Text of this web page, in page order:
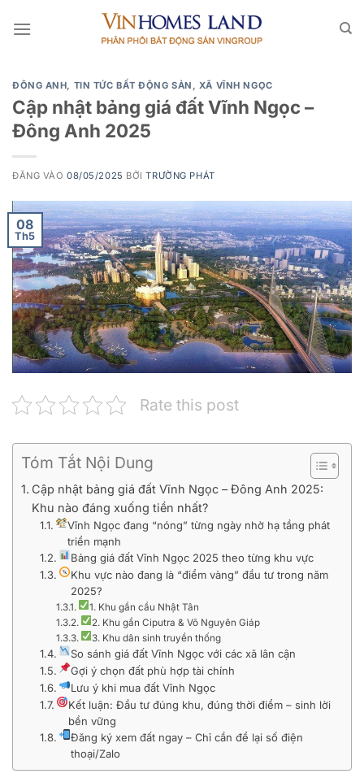
qua
ĐÔNG ANH, TIN TỨC BẤT ĐỘNG SẢN , XÃ VĨNH NGỌC
Cập nhật bảng giá đất Vĩnh Ngọc –
Đông Anh 2025
ĐĂNG VÀO08/05/2025 BỞITRƯỜNG PHÁT
08
Th5
Rate this post
Tóm Tắt Nội Dung
Cập nhật bảng giá đất Vĩnh Ngọc – Đông Anh 2025:
Khu nào đáng xuống tiền nhất?
Vĩnh Ngọc đang “nóng” từng ngày nhờ hạ tầng phát
triển mạnh
Bảng giá đất Vĩnh Ngọc 2025 theo từng khu vực
Khu vực nào đang là “điểm vàng” đầu tư trong năm
2025?
1. Khu gần cầu Nhật Tân
2. Khu gần Ciputra & Võ Nguyên Giáp
3. Khu dân sinh truyền thống
So sánh giá đất Vĩnh Ngọc với các xã lân cận
Gợi ý chọn đất phù hợp tài chính
Lưu ý khi mua đất Vĩnh Ngọc
Kết luận: Đầu tư đúng khu, đúng thời điểm – sinh lời
bền vững
Đăng ký xem đất ngay – Chỉ cần để lại số điện
thoại/Zalo